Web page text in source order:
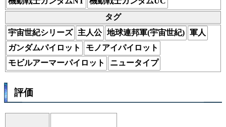
タグ
宇宙世紀シリーズ
主人公 地球連邦軍(宇宙世紀) 軍人
ガンダムパイロット
モノアイパイロット
モビルアーマーパイロット
ニュータイプ
評価